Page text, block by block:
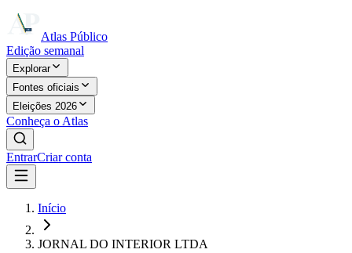
Atlas Público
Edição semanal
Explorar
Fontes oficiais
Eleições 2026
Conheça o Atlas
EntrarCriar conta
Início
JORNAL DO INTERIOR LTDA